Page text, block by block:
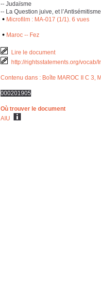
-- Judaïsme
-- La Question juive, et l’Antisémitisme
Microfilm : MA-017 (1/1). 6 vues
Maroc -- Fez
Lire le document
http://rightsstatements.org/vocab/
Contenu dans : Boîte MAROC II C 3,
000201905
Où trouver le document
AIU